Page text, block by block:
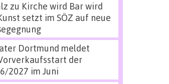
zu Kirche wird Bar wird
setzt im SÖZ auf neue
Dortmund meldet
der
2027 im Juni